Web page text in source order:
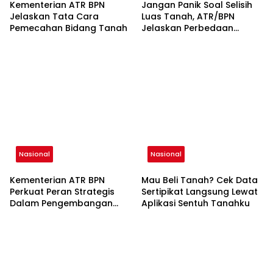
Kementerian ATR BPN
Jelaskan Tata Cara
Pemecahan Bidang Tanah
Jangan Panik Soal Selisih
Luas Tanah, ATR/BPN
Jelaskan Perbedaan
Nasional
Kementerian ATR BPN
Perkuat Peran Strategis
Dalam Pengembangan
Nasional
Mau Beli Tanah? Cek Data
Sertipikat Langsung Lewat
Aplikasi Sentuh Tanahku